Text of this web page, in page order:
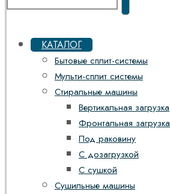
КАТАЛОГ
Бытовые сплит-системы
Мульти-сплит системы
Стиральные машины
Вертикальная загрузка
Фронтальная загрузка
Под раковину
С дозагрузкой
С сушкой
Сушильные машины